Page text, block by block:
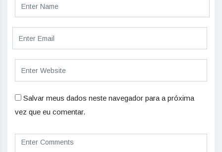
Salvar meus dados neste navegador para a próxima
vez que eu comentar.